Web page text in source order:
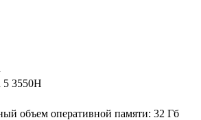
3550H
объем оперативной памяти: 32 Гб